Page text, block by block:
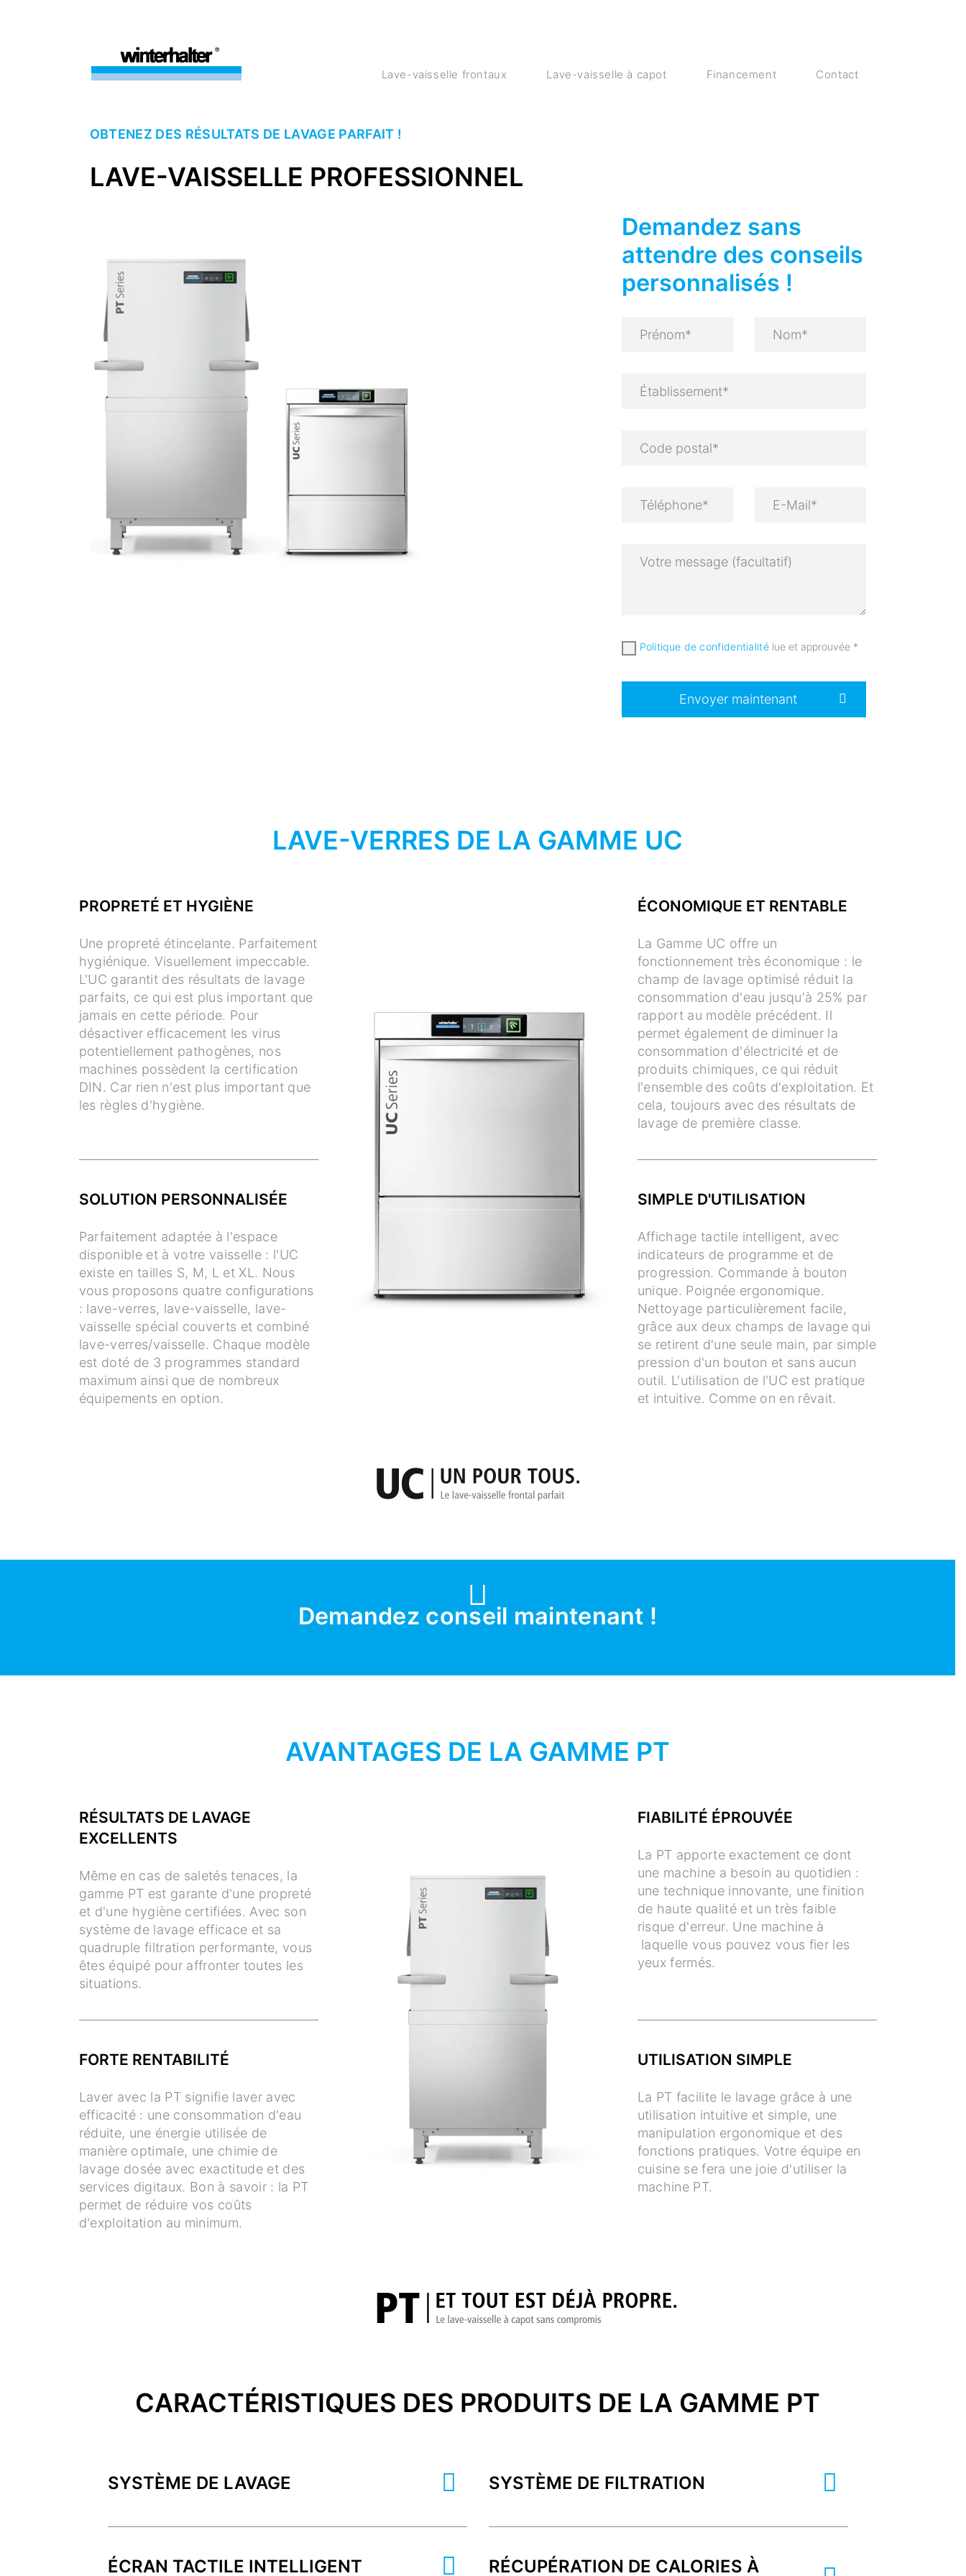
Lave-vaisselle frontaux Lave-vaisselle à capot Financement Contact
OBTENEZ DES RÉSULTATS DE LAVAGE PARFAIT !
LAVE-VAISSELLE PROFESSIONNEL
Demandez sans
attendre des conseils
personnalisés !
Politique de confidentialitélue et approuvée *
Envoyer maintenant
LAVE-VERRES DE LA GAMME UC
PROPRETÉ ET HYGIÈNE
Une propreté étincelante. Parfaitement
hygiénique. Visuellement impeccable.
L'UC garantit des résultats de lavage
parfaits, ce qui est plus important que
jamais en cette période. Pour
désactiver efficacement les virus
potentiellement pathogènes, nos
machines possèdent la certification
DIN. Car rien n'est plus important que
les règles d'hygiène.
ÉCONOMIQUE ET RENTABLE
La Gamme UC offre un
fonctionnement très économique : le
champ de lavage optimisé réduit la
consommation d'eau jusqu'à 25% par
rapport au modèle précédent. Il
permet également de diminuer la
consommation d'électricité et de
produits chimiques, ce qui réduit
l'ensemble des coûts d'exploitation. Et
cela, toujours avec des résultats de
lavage de première classe.
SOLUTION PERSONNALISÉE
Parfaitement adaptée à l'espace
disponible et à votre vaisselle : l'UC
existe en tailles S, M, L et XL. Nous
vous proposons quatre configurations
: lave-verres, lave-vaisselle, lave-
vaisselle spécial couverts et combiné
lave-verres/vaisselle. Chaque modèle
est doté de 3 programmes standard
maximum ainsi que de nombreux
équipements en option.
SIMPLE D'UTILISATION
Affichage tactile intelligent, avec
indicateurs de programme et de
progression. Commande à bouton
unique. Poignée ergonomique.
Nettoyage particulièrement facile,
grâce aux deux champs de lavage qui
se retirent d'une seule main, par simple
pression d'un bouton et sans aucun
outil. L'utilisation de l'UC est pratique
et intuitive. Comme on en rêvait.
Demandez conseil maintenant !
AVANTAGES DE LA GAMME PT
RÉSULTATS DE LAVAGE
EXCELLENTS
Même en cas de saletés tenaces, la
gamme PT est garante d'une propreté
et d'une hygiène certifiées. Avec son
système de lavage efficace et sa
quadruple filtration performante, vous
êtes équipé pour affronter toutes les
situations.
FIABILITÉ ÉPROUVÉE
La PT apporte exactement ce dont
une machine a besoin au quotidien :
une technique innovante, une finition
de haute qualité et un très faible
risque d'erreur. Une machine à
laquelle vous pouvez vous fier les
yeux fermés.
FORTE RENTABILITÉ
Laver avec la PT signifie laver avec
efficacité : une consommation d'eau
réduite, une énergie utilisée de
manière optimale, une chimie de
lavage dosée avec exactitude et des
services digitaux. Bon à savoir : la PT
permet de réduire vos coûts
d'exploitation au minimum.
UTILISATION SIMPLE
La PT facilite le lavage grâce à une
utilisation intuitive et simple, une
manipulation ergonomique et des
fonctions pratiques. Votre équipe en
cuisine se fera une joie d'utiliser la
machine PT.
CARACTÉRISTIQUES DES PRODUITS DE LA GAMME PT
SYSTÈME DE LAVAGE
ÉCRAN TACTILE INTELLIGENT
SYSTÈME DE FILTRATION
RÉCUPÉRATION DE CALORIES À